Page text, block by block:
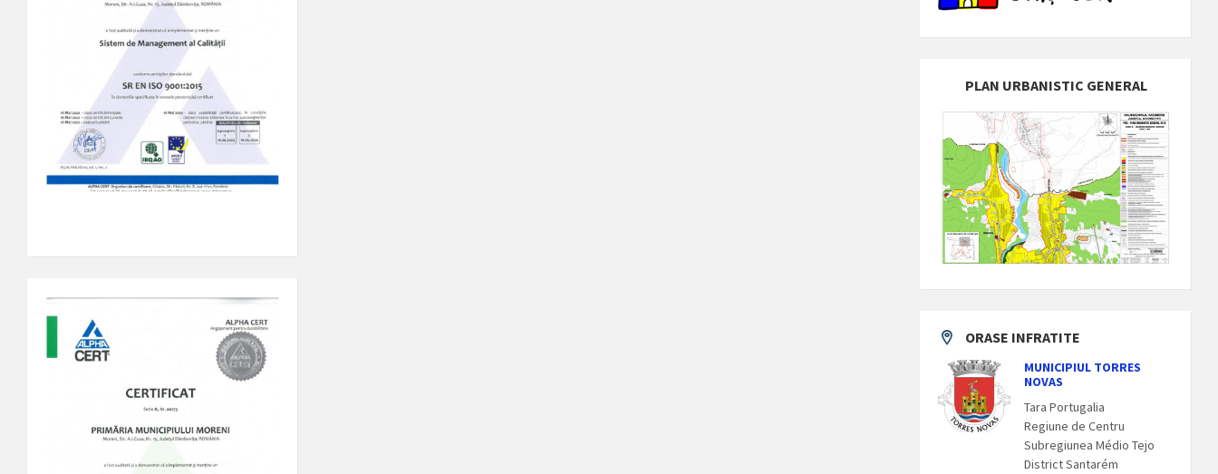
PLAN URBANISTIC GENERAL
ORASE INFRATITE
MUNICIPIUL TORRES
NOVAS
Tara Portugalia
Regiune de Centru
Subregiunea Médio Tejo
District Santarém